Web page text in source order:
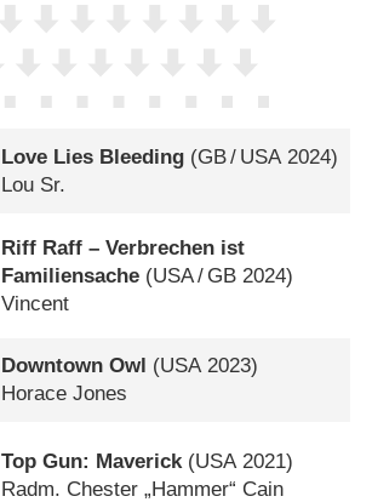
Love Lies Bleeding (GB/ USA 2024)
Lou Sr.
Riff Raff – Verbrechen ist
Familiensache (USA/ GB 2024)
Vincent
Downtown Owl (USA2023)
Horace Jones
Top Gun: Maverick (USA 2021)
Radm. Chester „Hammer“ Cain